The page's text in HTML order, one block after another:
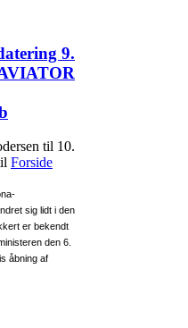
9.
til 10.
Forside
sig lidt i den
er bekendt
den 6.
åbning af